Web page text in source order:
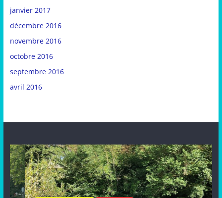
janvier 2017
décembre 2016
novembre 2016
octobre 2016
septembre 2016
avril 2016